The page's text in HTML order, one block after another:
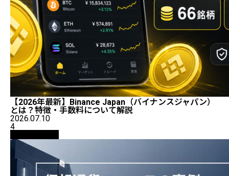
【2026年最新】Binance Japan（バイナンスジャパン）
とは？特徴・手数料について解説
2026.07.10
4